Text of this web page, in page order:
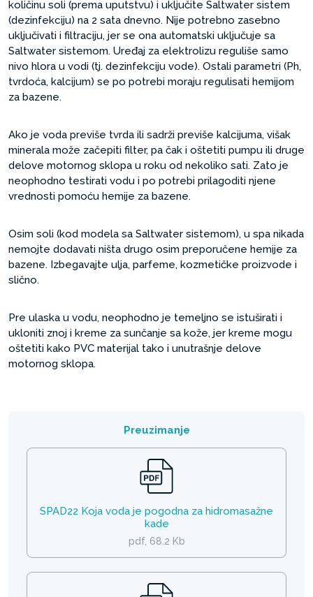
količinu soli (prema uputstvu) i uključite Saltwater sistem
(dezinfekciju) na 2 sata dnevno. Nije potrebno zasebno
uključivati i filtraciju, jer se ona automatski uključuje sa
Saltwater sistemom. Uređaj za elektrolizu reguliše samo
nivo hlora u vodi (tj. dezinfekciju vode). Ostali parametri (Ph,
tvrdoća, kalcijum) se po potrebi moraju regulisati hemijom
za bazene.
Ako je voda previše tvrda ili sadrži previše kalcijuma, višak
minerala može začepiti filter, pa čak i oštetiti pumpu ili druge
delove motornog sklopa u roku od nekoliko sati. Zato je
neophodno testirati vodu i po potrebi prilagoditi njene
vrednosti pomoću hemije za bazene.
Osim soli (kod modela sa Saltwater sistemom), u spa nikada
nemojte dodavati ništa drugo osim preporučene hemije za
bazene. Izbegavajte ulja, parfeme, kozmetičke proizvode i
slično.
Pre ulaska u vodu, neophodno je temeljno se istuširati i
ukloniti znoj i kreme za sunčanje sa kože, jer kreme mogu
oštetiti kako PVC materijal tako i unutrašnje delove
motornog sklopa.
Preuzimanje
SPAD22 Koja voda je pogodna za hidromasažne
kade
pdf, 68.2 Kb